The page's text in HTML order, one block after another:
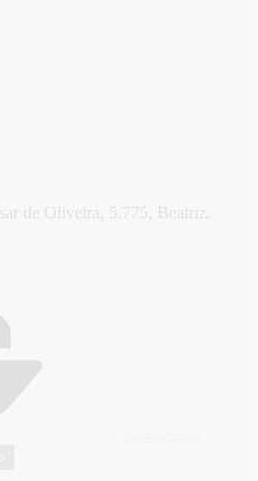
de Oliveira, 5.775, Beatriz.